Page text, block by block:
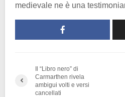
medievale ne è una
Il “Libro nero” di
Carmarthen rivela
ambigui volti e versi
cancellati